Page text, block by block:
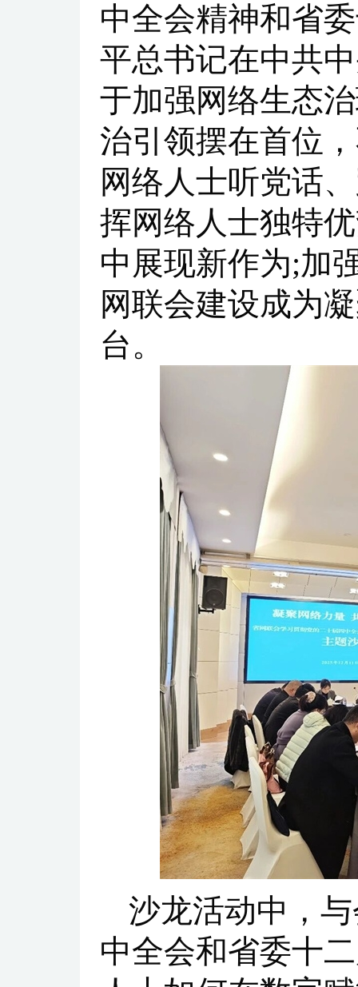
中全会精神和省
平总书记在中共
于加强网络生态
治引领摆在首位
网络人士听党话
挥网络人士独特
中展现新作为;加
网联会建设成为
台。
沙龙活动中，
中全会和省委十